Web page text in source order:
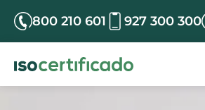
800 210 601 927 300 300